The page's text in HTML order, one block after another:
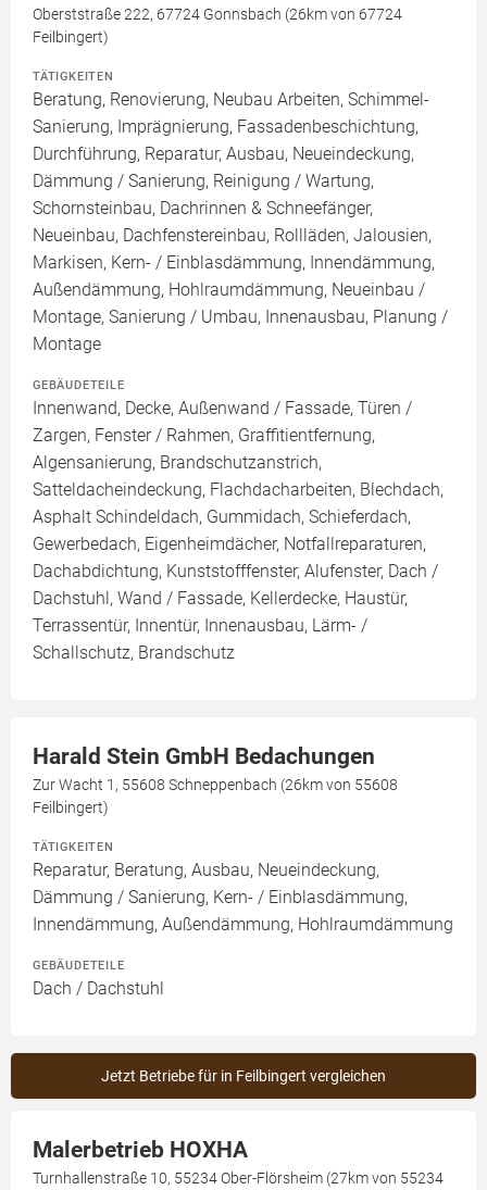
Oberststraße 222, 67724 Gonnsbach (26km von 67724
Feilbingert)
TÄTIGKEITEN
Beratung, Renovierung, Neubau Arbeiten, Schimmel-
Sanierung, Imprägnierung, Fassadenbeschichtung,
Durchführung, Reparatur, Ausbau, Neueindeckung,
Dämmung / Sanierung, Reinigung / Wartung,
Schornsteinbau, Dachrinnen & Schneefänger,
Neueinbau, Dachfenstereinbau, Rollläden, Jalousien,
Markisen, Kern- / Einblasdämmung, Innendämmung,
Außendämmung, Hohlraumdämmung, Neueinbau /
Montage, Sanierung / Umbau, Innenausbau, Planung /
Montage
GEBÄUDETEILE
Innenwand, Decke, Außenwand / Fassade, Türen /
Zargen, Fenster / Rahmen, Graffitientfernung,
Algensanierung, Brandschutzanstrich,
Satteldacheindeckung, Flachdacharbeiten, Blechdach,
Asphalt Schindeldach, Gummidach, Schieferdach,
Gewerbedach, Eigenheimdächer, Notfallreparaturen,
Dachabdichtung, Kunststofffenster, Alufenster, Dach /
Dachstuhl, Wand / Fassade, Kellerdecke, Haustür,
Terrassentür, Innentür, Innenausbau, Lärm- /
Schallschutz, Brandschutz
Harald Stein GmbH Bedachungen
Zur Wacht 1, 55608 Schneppenbach (26km von 55608
Feilbingert)
TÄTIGKEITEN
Reparatur, Beratung, Ausbau, Neueindeckung,
Dämmung / Sanierung, Kern- / Einblasdämmung,
Innendämmung, Außendämmung, Hohlraumdämmung
GEBÄUDETEILE
Dach / Dachstuhl
Jetzt Betriebe für in Feilbingert vergleichen
Malerbetrieb HOXHA
Turnhallenstraße 10, 55234 Ober-Flörsheim (27km von 55234